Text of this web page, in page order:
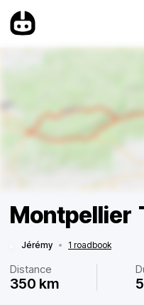
Montpellier
Jérémy • 1 roadbook
Distance
350 km